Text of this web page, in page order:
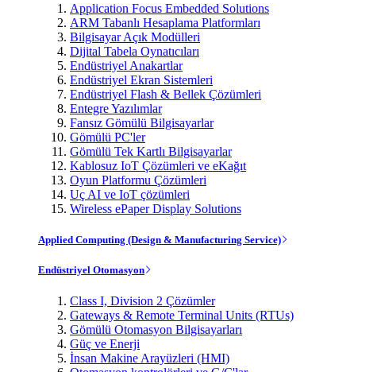
Application Focus Embedded Solutions
ARM Tabanlı Hesaplama Platformları
Bilgisayar Açık Modülleri
Dijital Tabela Oynatıcıları
Endüstriyel Anakartlar
Endüstriyel Ekran Sistemleri
Endüstriyel Flash & Bellek Çözümleri
Entegre Yazılımlar
Fansız Gömülü Bilgisayarlar
Gömülü PC'ler
Gömülü Tek Kartlı Bilgisayarlar
Kablosuz IoT Çözümleri ve eKağıt
Oyun Platformu Çözümleri
Uç AI ve IoT çözümleri
Wireless ePaper Display Solutions
Applied Computing (Design & Manufacturing Service)
Endüstriyel Otomasyon
Class I, Division 2 Çözümler
Gateways & Remote Terminal Units (RTUs)
Gömülü Otomasyon Bilgisayarları
Güç ve Enerji
İnsan Makine Arayüzleri (HMI)